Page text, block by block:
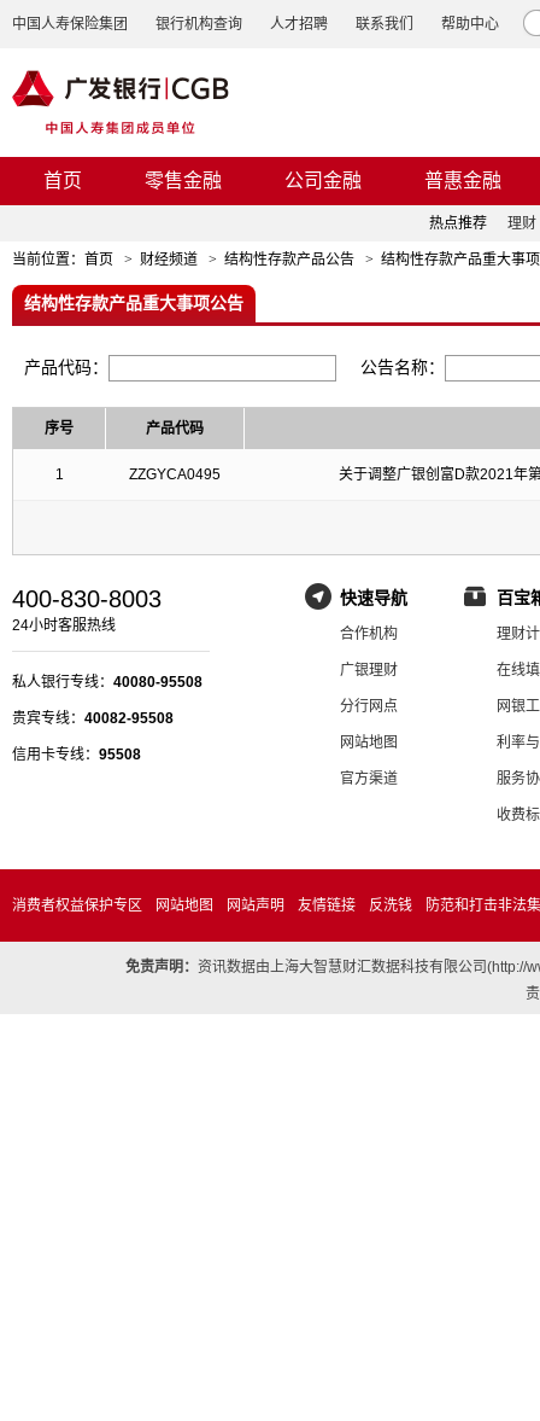
中国人寿保险集团 银行机构查询 人才招聘 联系我们 帮助中心
首页 零售金融 公司金融 普惠金融
热点推荐 理财
当前位置： 首页 > 财经频道 > 结构性存款产品公告 > 结构性存款产品重大事
结构性存款产品重大事项公告
产品代码： 公告名称：
序号 产品代码
1 ZZGYCA0495 关于调整广银创富D款2021年
400-830-8003
24小时客服热线
私人银行专线： 40080-95508
贵宾专线： 40082-95508
信用卡专线： 95508
快速导航
合作机构
广银理财
分行网点
网站地图
官方渠道
百宝
理财
在线
网银
利率
服务
收费
消费者权益保护专区 网站地图 网站声明 友情链接 反洗钱 防范和打击非法
免责声明：资讯数据由上海大智慧财汇数据科技有限公司(http://